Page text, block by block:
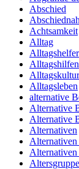
Abschied
Achtsamkeit
Alltag
Alltagshelfer
Alltagshilfen
Alltagskultur
Alltagsleben
alternative
Alternative
Alternative
Alternativen
Alternativen
Altersgruppe